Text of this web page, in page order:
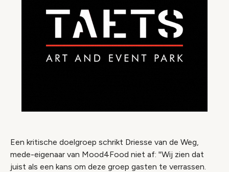
Een kritische doelgroep schrikt Driesse van de Weg,
mede-eigenaar van Mood4Food niet af: ''Wij zien dat
juist als een kans om deze groep gasten te verrassen.